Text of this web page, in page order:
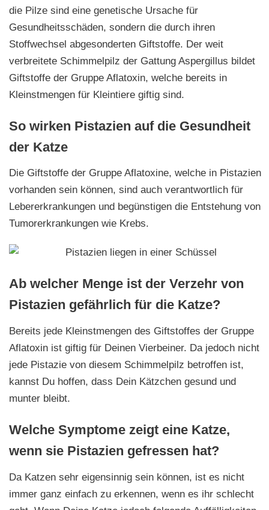
die Pilze sind eine genetische Ursache für
Gesundheitsschäden, sondern die durch ihren
Stoffwechsel abgesonderten Giftstoffe. Der weit
verbreitete Schimmelpilz der Gattung Aspergillus bildet
Giftstoffe der Gruppe Aflatoxin, welche bereits in
Kleinstmengen für Kleintiere giftig sind.
So wirken Pistazien auf die Gesundheit
der Katze
Die Giftstoffe der Gruppe Aflatoxine, welche in Pistazien
vorhanden sein können, sind auch verantwortlich für
Lebererkrankungen und begünstigen die Entstehung von
Tumorerkrankungen wie Krebs.
Ab welcher Menge ist der Verzehr von
Pistazien gefährlich für die Katze?
Bereits jede Kleinstmengen des Giftstoffes der Gruppe
Aflatoxin ist giftig für Deinen Vierbeiner. Da jedoch nicht
jede Pistazie von diesem Schimmelpilz betroffen ist,
kannst Du hoffen, dass Dein Kätzchen gesund und
munter bleibt.
Welche Symptome zeigt eine Katze,
wenn sie Pistazien gefressen hat?
Da Katzen sehr eigensinnig sein können, ist es nicht
immer ganz einfach zu erkennen, wenn es ihr schlecht